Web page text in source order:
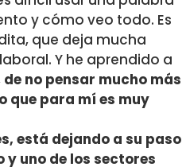
y cómo veo todo. Es
que deja mucha
Y he aprendido a
de no pensar mucho más
que para mí es muy
está dejando a su paso
y uno de los sectores